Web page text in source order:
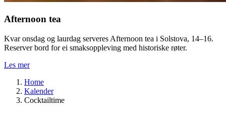
Afternoon tea
Kvar onsdag og laurdag serveres Afternoon tea i Solstova, 14–16.
Reserver bord for ei smaksoppleving med historiske røter.
Les mer
Home
Kalender
Cocktailtime